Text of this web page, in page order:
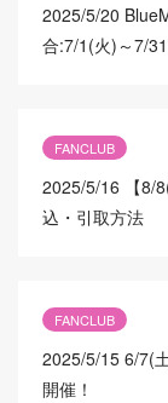
2025/5/20
合:7/1(火)～7/
FANCLUB
2025/5/16
【
込・引取方法
FANCLUB
2025/5/15 6/7(
開催！